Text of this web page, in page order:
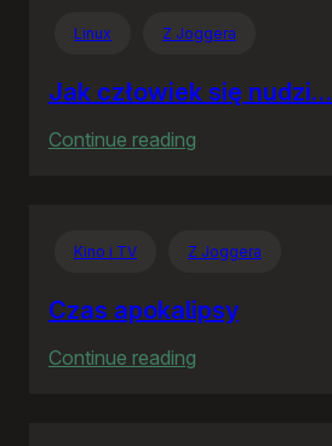
Linux Z Joggera
Jak człowiek się nudzi…
Continue reading
nudzi…
Kino i TV Z Joggera
Czas apokalipsy
Continue reading